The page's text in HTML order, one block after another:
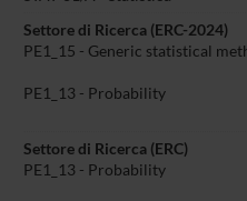
Settore di Ricerca (ERC-2024)
PE1_15 - Generic statistical
PE1_13 - Probability
Settore di Ricerca (ERC)
PE1_13 - Probability